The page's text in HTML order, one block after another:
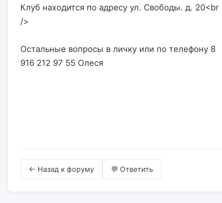
Клуб находится по адресу ул. Свободы. д. 20<br
/>
Остальные вопросы в личку или по телефону 8
916 212 97 55 Олеся
← Назад к форуму 💬 Ответить